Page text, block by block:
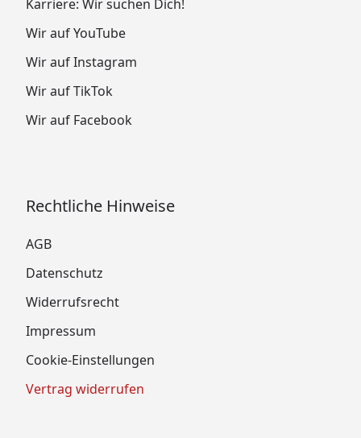
Karriere: Wir suchen Dich!
Wir auf YouTube
Wir auf Instagram
Wir auf TikTok
Wir auf Facebook
Rechtliche Hinweise
AGB
Datenschutz
Widerrufsrecht
Impressum
Cookie-Einstellungen
Vertrag widerrufen